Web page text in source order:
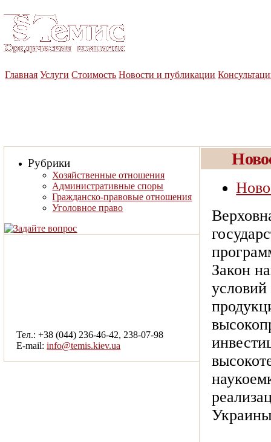
«Темис»
Главная Услуги Стоимость Новости и публикации
Закон
Рубрики
Хозяйственные отношения
Административные споры
Гражданско-правовые отношения
Уголовное право
Тел.: +38 (044) 236-46-42, 238-07-98
E-mail:info@temis.kiev.ua